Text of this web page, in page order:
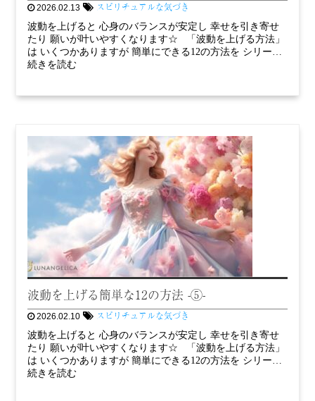
2026.02.13 スピリチュアルな気づき
波動を上げると 心身のバランスが安定し 幸せを引き寄せ
たり 願いが叶いやすくなります☆ 「波動を上げる方法」
は いくつかありますが 簡単にできる12の方法を シリー…
続きを読む
波動を上げる簡単な12の方法 -⑤-
2026.02.10 スピリチュアルな気づき
波動を上げると 心身のバランスが安定し 幸せを引き寄せ
たり 願いが叶いやすくなります☆ 「波動を上げる方法」
は いくつかありますが 簡単にできる12の方法を シリー…
続きを読む